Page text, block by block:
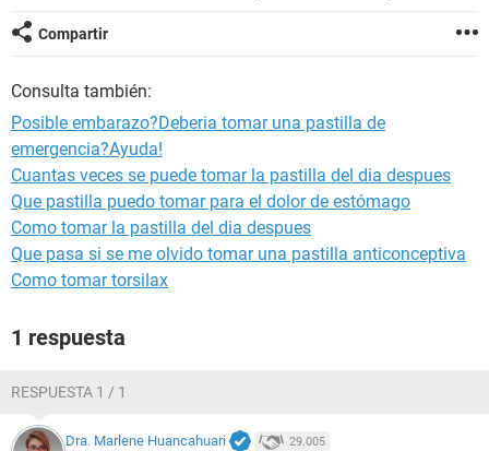
Compartir
Consulta también:
Posible embarazo?Deberia tomar una pastilla de
emergencia?Ayuda!
Cuantas veces se puede tomar la pastilla del dia despues
Que pastilla puedo tomar para el dolor de estómago
Como tomar la pastilla del dia despues
Que pasa si se me olvido tomar una pastilla anticonceptiva
Como tomar torsilax
1 respuesta
RESPUESTA 1 / 1
Dra. Marlene Huancahuari 29.005